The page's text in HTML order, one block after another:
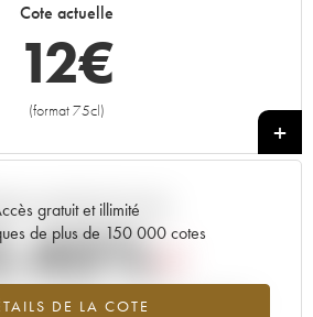
1999
1994
Cote actuelle
12€
(format 75cl)
+
gratuit et illimité
de plus de 150 000 cotes
DE LA COTE
actuelle de la cote
du millésime 2011 en 2026 par rapport à